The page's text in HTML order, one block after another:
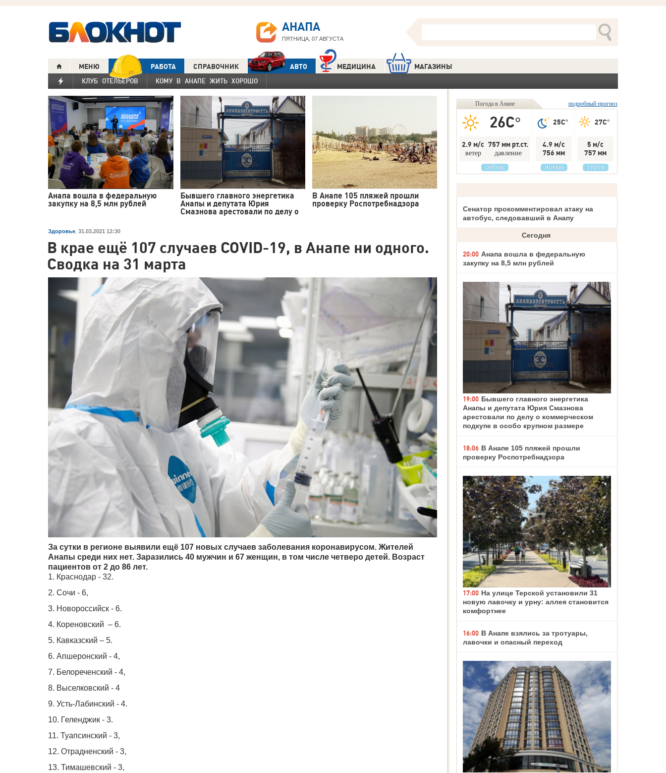
АНАПА
ПЯТНИЦА, 07 АВГУСТА
МЕНЮ РАБОТА СПРАВОЧНИК АВТО МЕДИЦИНА МАГАЗИНЫ
КЛУБ ОТЕЛЬЕРОВ КОМУ В АНАПЕ ЖИТЬ ХОРОШО
Анапа вошла в федеральную
закупку на 8,5 млн рублей
Бывшего главного энергетика
Анапы и депутата Юрия
Смазнова арестовали по делу о
В Анапе 105 пляжей прошли
проверку Роспотребнадзора
Здоровье 31.03.2021 12:30
В крае ещё 107 случаев COVID-19, в Анапе ни одного.
Сводка на 31 марта
За сутки в регионе выявили ещё 107 новых случаев заболевания коронавирусом. Жителей
Анапы среди них нет. Заразились 40 мужчин и 67 женщин, в том числе четверо детей. Возраст
пациентов от 2 до 86 лет.
1. Краснодар - 32.
2. Сочи - 6,
3. Новороссийск - 6.
4. Кореновский – 6.
5. Кавказский – 5.
6. Апшеронский - 4,
7. Белореченский - 4,
8. Выселковский - 4
9. Усть-Лабинский - 4.
10. Геленджик - 3.
11. Туапсинский - 3,
12. Отрадненский - 3,
13. Тимашевский - 3,
Погода в Анапе подробный прогноз
26C°
2.9 м/с
ветер
757 мм рт.ст.
давление
сейчас
25C°
4.9 м/с
756 мм
ночью
27C°
5 м/с
757 мм
утром
Сенатор прокомментировал атаку на
автобус, следовавший в Анапу
Сегодня
20:00 Анапа вошла в федеральную
закупку на 8,5 млн рублей
19:00 Бывшего главного энергетика
Анапы и депутата Юрия Смазнова
арестовали по делу о коммерческом
подкупе в особо крупном размере
18:06 В Анапе 105 пляжей прошли
проверку Роспотребнадзора
17:00 На улице Терской установили 31
новую лавочку и урну: аллея становится
комфортнее
16:00 В Анапе взялись за тротуары,
лавочки и опасный переход